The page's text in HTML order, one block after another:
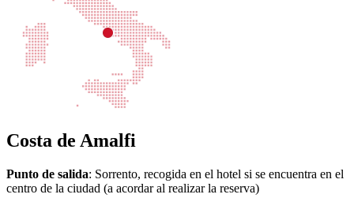
Costa de Amalfi
Punto de salida: Sorrento, recogida en el hotel si se encuentra en el
centro de la ciudad (a acordar al realizar la reserva)